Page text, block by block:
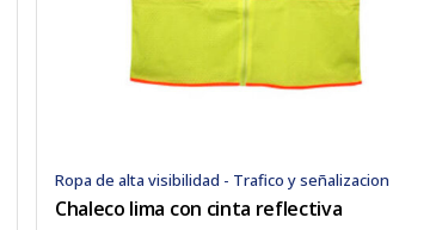
Ropa de alta visibilidad - Trafico y señalizacion
Chaleco lima con cinta reflectiva